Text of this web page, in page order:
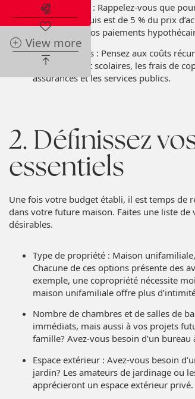
Mise de fonds : Rappelez-vous que
minimum requis est de 5 % du prix
peut réduire vos paiements
Frais mensuels : Pensez aux coûts
municipales et scolaires, les frais de
assurances et les services publics.
2. Définissez
essentiels
Une fois votre budget établi, il est temps de
dans votre future maison. Faites une liste
désirables.
Type de propriété : Maison
Chacune de ces options présente des
exemple, une copropriété nécessite
maison unifamiliale offre plus
Nombre de chambres et de salles de
immédiats, mais aussi à vos projets
famille? Avez-vous besoin d’un bureau
Espace extérieur : Avez-vous besoin
jardin? Les amateurs de jardinage ou
apprécieront un espace extérieur privé.
Abonnez-vous à l'alerte
View more